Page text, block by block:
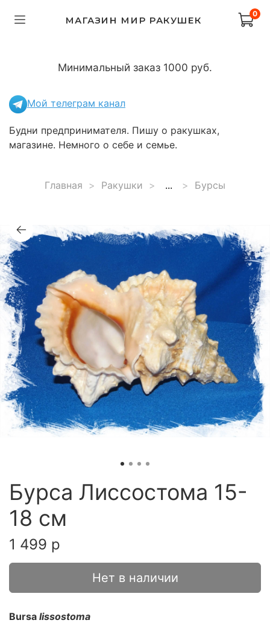
МАГАЗИН МИР РАКУШЕК
0
Минимальный заказ 1000 руб.
Мой телеграм канал
Будни предпринимателя. Пишу о ракушках,
магазине. Немного о себе и семье.
Главная Ракушки ... Бурсы
Бурса Лиссостома 15-
18 см
1 499 р
Нет в наличии
Bursa lissostoma